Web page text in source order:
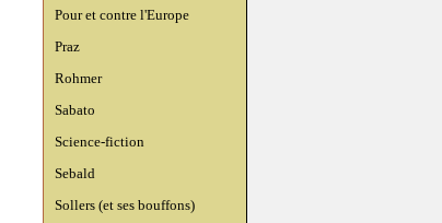
Pour et contre l'Europe
Praz
Rohmer
Sabato
Science-fiction
Sebald
Sollers (et ses bouffons)